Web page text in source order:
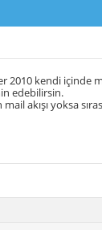
2010 kendi içinde
edebilirsin.
akışı yoksa